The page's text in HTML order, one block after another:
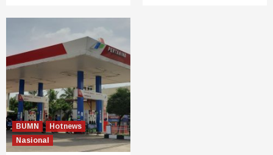
BUMN
Hotnews
Nasional